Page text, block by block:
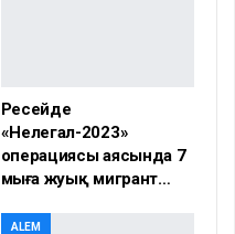
Ресейде
«Нелегал-2023»
операциясы аясында 7
мыңға жуық мигрант…
ALEM